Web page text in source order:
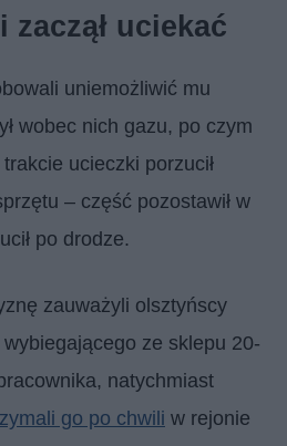
zaczął uciekać
uniemożliwić mu
wobec nich gazu, po czym
ucieczki porzucił
– część pozostawił w
po drodze.
zauważyli olsztyńscy
ze sklepu 20-
natychmiast
go po chwili w rejonie